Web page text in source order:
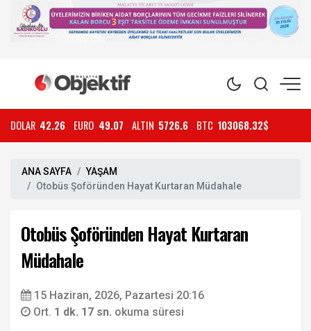
DOLAR 42.26 EURO 49.07 ALTIN 5726.6 BTC 103068.32$
ANA SAYFA
YAŞAM
Otobüs Şoföründen Hayat Kurtaran Müdahale
Otobüs Şoföründen Hayat Kurtaran
Müdahale
15 Haziran, 2026, Pazartesi 20:16
Ort. 1 dk. 17 sn. okuma süresi